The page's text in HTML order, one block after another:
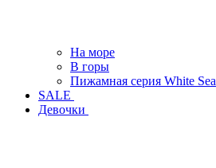
На море
В горы
Пижамная серия White Sea
SALE
Девочки